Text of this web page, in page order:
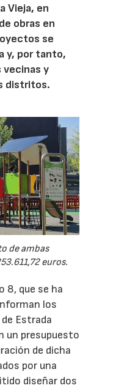
Vieja, en
obras en
se
y, por tanto,
vecinas y
distritos.
de ambas
euros.
8, que se ha
los
Estrada
un presupuesto
de dicha
por una
diseñar dos